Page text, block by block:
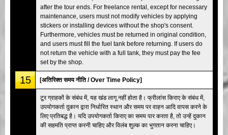
after the tour ends. For freelance rental, except for necessary
maintenance, users must not modify vehicles by applying
stickers or installing devices without the shop's consent.
Furthermore, vehicles must be returned in original condition,
and users must fill the fuel tank before returning. If users do
not return the vehicle with a full tank, they must pay the fee
set by the shop.
15 [अतिरिक्त समय नीति / Over Time Policy]
टूर ग्राहकों के संबंध में, यह खंड लागू नहीं होता है। फ्रीलांस किराए के संबंध में,
उपयोगकर्ता दुकान द्वारा निर्धारित स्थान और समय पर वाहन आदि वापस करने के
लिए प्रतिबद्ध है। यदि उपयोगकर्ता किराए का समय पार करता है, तो उन्हें दुकान
की सहमति प्राप्त करनी चाहिए और विलंब शुल्क का भुगतान करना चाहिए।